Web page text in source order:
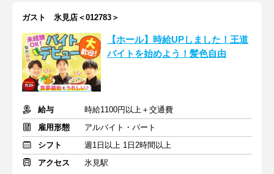
ガスト 氷見店＜012783＞
【ホール】時給UPしました！王道
バイトを始めよう！髪色自由
給与
時給1100円以上＋交通費
雇用形態
アルバイト・パート
シフト
週1日以上 1日2時間以上
アクセス
氷見駅